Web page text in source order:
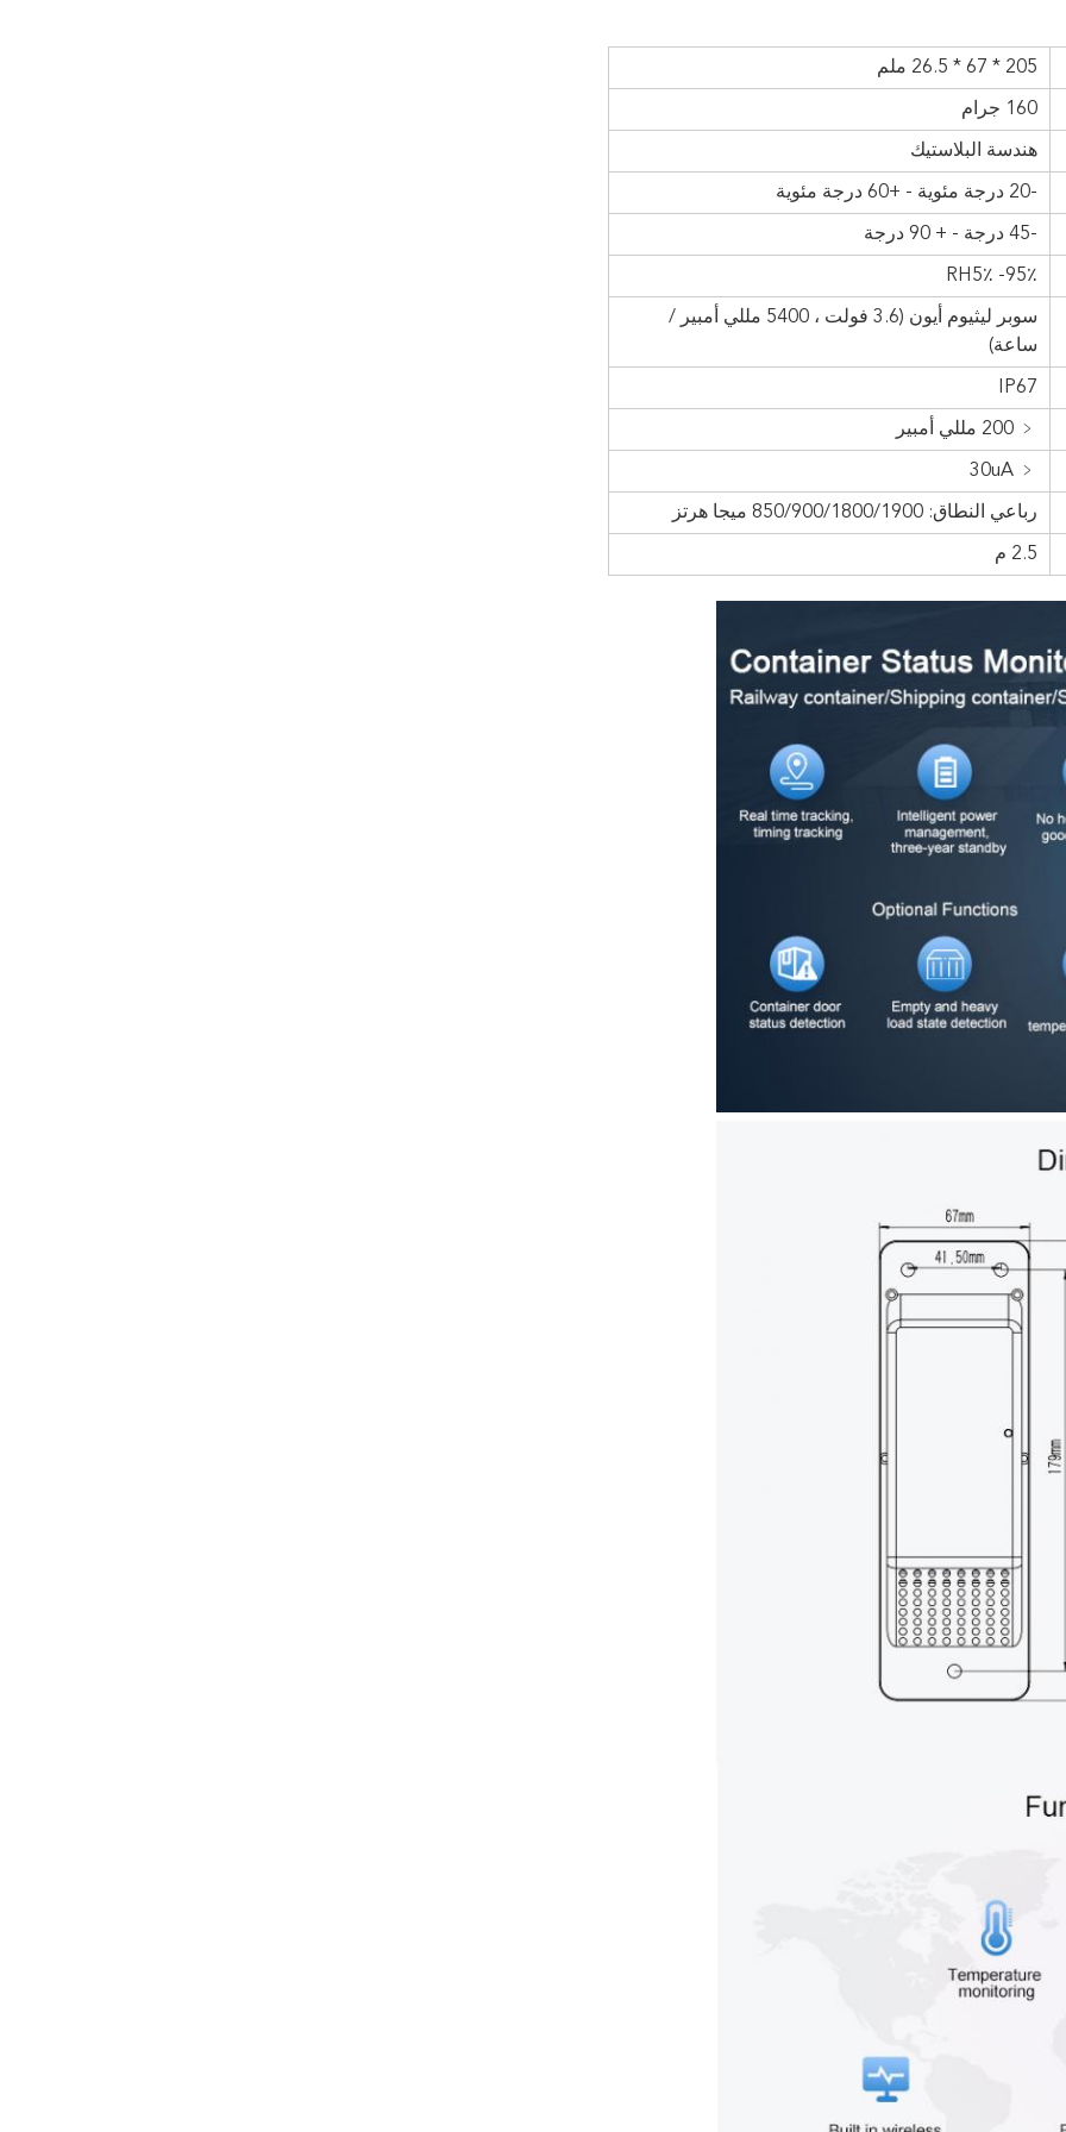
205 * 67 * 26.5 ملم
160 جرام
هندسة البلاستيك
-20 درجة مئوية - +60 درجة مئوية
-45 درجة - + 90 درجة
RH5٪ -95٪
سوبر ليثيوم أيون (3.6 فولت ، 5400 مللي أمبير /
ساعة)
IP67
﹤ 200 مللي أمبير
﹤ 30uA
رباعي النطاق: 850/900/1800/1900 ميجا هرتز
2.5 م